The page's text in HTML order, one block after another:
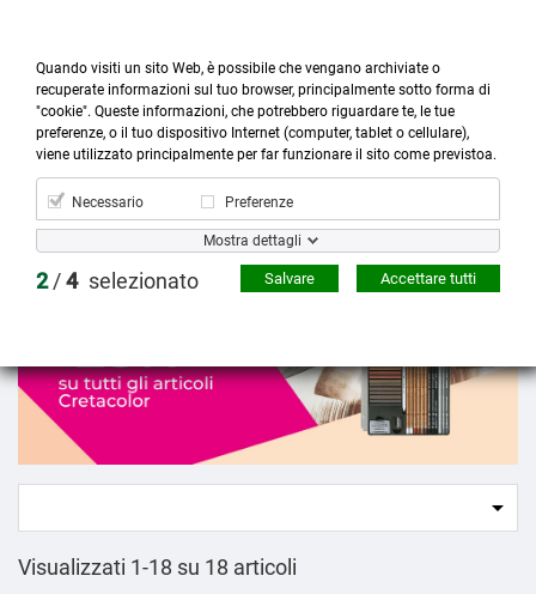

Prodotti

Account

Cerca
more_horiz
Menù
shopping_cart
Cretacolor

Visualizzati 1-18 su 18 articoli
Quando visiti un sito Web, è possibile che vengano archiviate o
recuperate informazioni sul tuo browser, principalmente sotto forma di
"cookie". Queste informazioni, che potrebbero riguardare te, le tue
preferenze, o il tuo dispositivo Internet (computer, tablet o cellulare),
viene utilizzato principalmente per far funzionare il sito come previstoa.
Necessario Preferenze
Mostra dettagli
2/4 selezionato Accettare tutti
Salvare